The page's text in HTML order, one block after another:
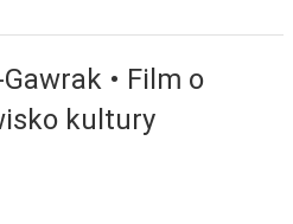
• Film o
kultury